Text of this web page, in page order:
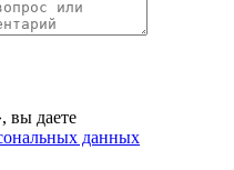
вы даете
данных